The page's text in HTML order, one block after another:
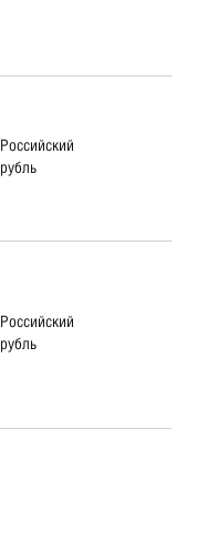
Российский
рубль
Российский
рубль